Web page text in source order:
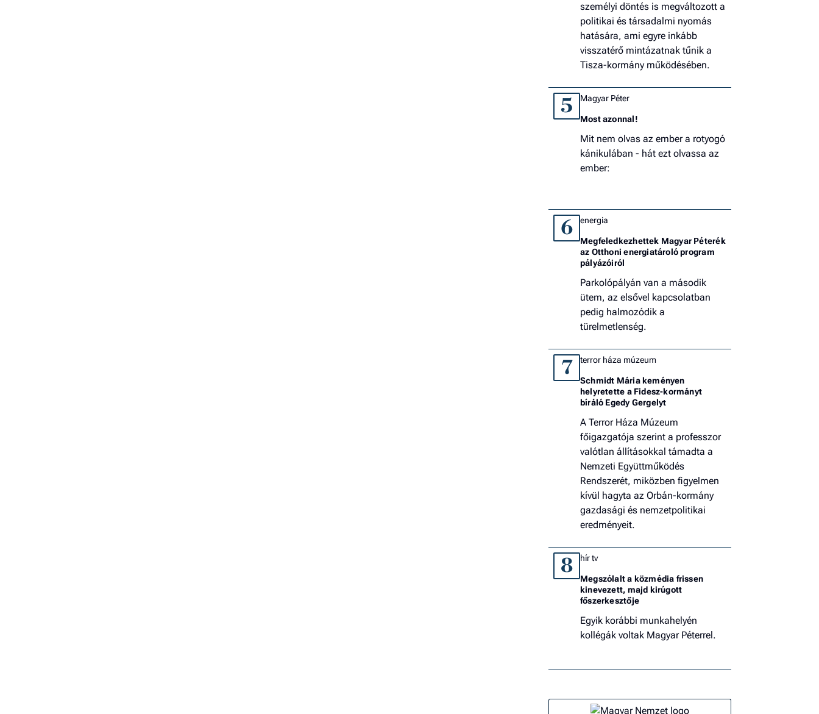
személyi döntés is megváltozott a
politikai és társadalmi nyomás
hatására, ami egyre inkább
visszatérő mintázatnak tűnik a
Tisza-kormány működésében.
5 Magyar Péter
Most azonnal!
Mit nem olvas az ember a rotyogó
kánikulában - hát ezt olvassa az
ember:
6 energia
Megfeledkezhettek Magyar Péterék
az Otthoni energiatároló program
pályázóiról
Parkolópályán van a második
ütem, az elsővel kapcsolatban
pedig halmozódik a
türelmetlenség.
7 terror háza múzeum
Schmidt Mária keményen
helyretette a Fidesz-kormányt
bíráló Egedy Gergelyt
A Terror Háza Múzeum
főigazgatója szerint a professzor
valótlan állításokkal támadta a
Nemzeti Együttműködés
Rendszerét, miközben figyelmen
kívül hagyta az Orbán-kormány
gazdasági és nemzetpolitikai
eredményeit.
8 hír tv
Megszólalt a közmédia frissen
kinevezett, majd kirúgott
főszerkesztője
Egyik korábbi munkahelyén
kollégák voltak Magyar Péterrel.